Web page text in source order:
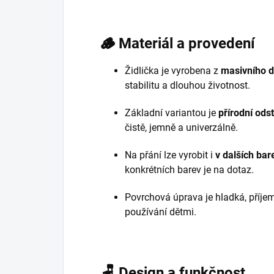
🪵 Materiál a provedení
Židlička je vyrobena z masivního
stabilitu a dlouhou životnost.
Základní variantou je přírodní
čistě, jemně a univerzálně.
Na přání lze vyrobit i v dalších
konkrétních barev je na dotaz.
Povrchová úprava je hladká,
používání dětmi.